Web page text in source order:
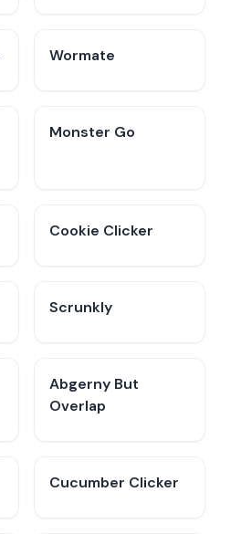
Wormate
Monster Go
Cookie Clicker
Scrunkly
Abgerny But
Overlap
Cucumber Clicker